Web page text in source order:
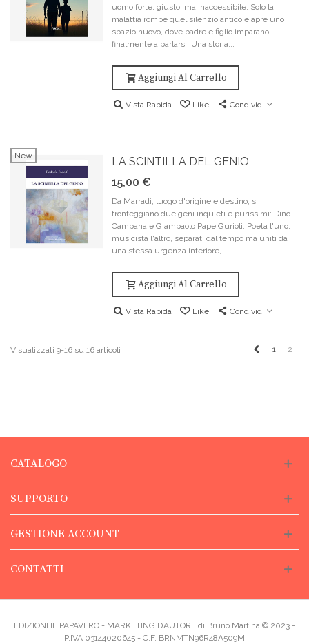
uomo forte, giusto, ma inaccessibile. Solo la
malattia rompe quel silenzio antico e apre uno
spazio nuovo, dove padre e figlio imparano
finalmente a parlarsi. Una storia...
Aggiungi Al Carrello
Vista Rapida Like Condividi
New
LA SCINTILLA DEL GENIO
15,00 €
Da Marradi, luogo d'origine e destino, si
fronteggiano due geni inquieti e purissimi: Dino
Campana e Giampaolo Pape Gurioli. Poeta l'uno,
musicista l'altro, separati dal tempo ma uniti da
una stessa urgenza interiore,...
Aggiungi Al Carrello
Vista Rapida Like Condividi
Visualizzati 9-16 su 16 articoli Precedente
1 2
CATALOGO
SUPPORTO
GESTIONE ACCOUNT
CONTATTI
EDIZIONI IL PAPAVERO - MARKETING D’AUTORE di Bruno Martina © 2023 -
P.IVA 03144020645 - C.F. BRNMTN96R48A509M